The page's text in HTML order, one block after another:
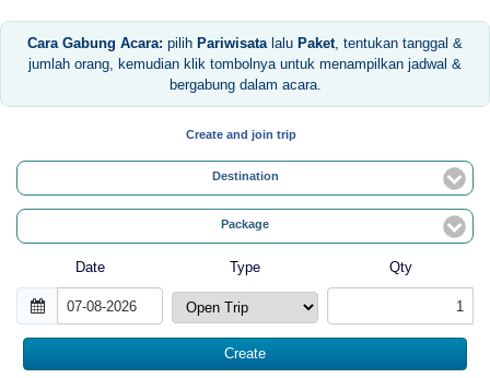
Cara Gabung Acara: pilih Pariwisatalalu Paket, tentukan tanggal &
jumlah orang, kemudian klik tombolnya untuk menampilkan jadwal &
bergabung dalam acara.
Create and join trip
Destination
Package
Date Type Qty